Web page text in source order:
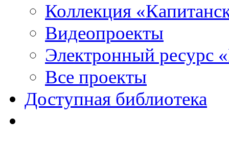
Коллекция
Видеопроекты
Электронный ресурс
Все проекты
Доступная библиотека